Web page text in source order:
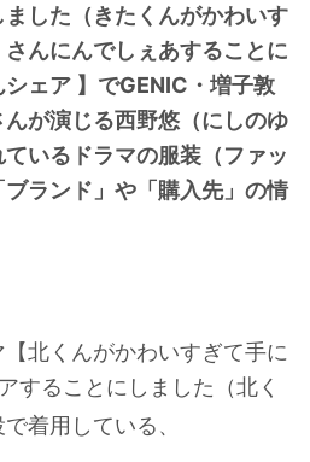
）
した（きたくんがかわいす
んにんでしぇあすることに
ェア 】でGENIC・増子敦
が演じる西野悠（にしのゆ
いるドラマの服装（ファッ
ランド」や「購入先」の情
北くんがかわいすぎて手に
することにしました（北く
で着用している、